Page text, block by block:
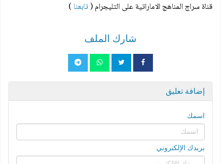
قناة سراج المناهج الاماراتية على التليجرام (تابعنا )
شارك الملف
إضافة تعليق
اسمك
بريدك الإلكتروني